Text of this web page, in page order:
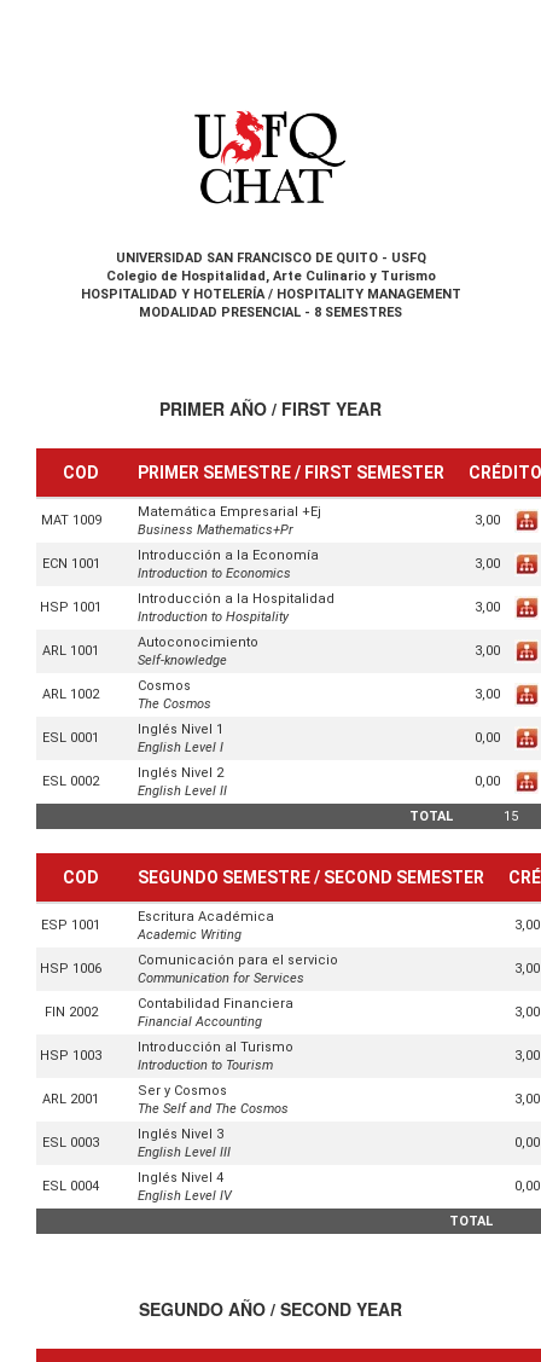
UNIVERSIDAD SAN FRANCISCO DE QUITO - USFQ
Colegio de Hospitalidad, Arte Culinario y Turismo
HOSPITALIDAD Y HOTELERÍA / HOSPITALITY MANAGEMENT
MODALIDAD PRESENCIAL - 8 SEMESTRES
PRIMER AÑO / FIRST YEAR
COD PRIMER SEMESTRE / FIRST SEMESTER
MAT 1009
Matemática Empresarial +Ej
Business Mathematics+Pr
3,00
ECN 1001
Introducción a la Economía
Introduction to Economics
3,00
HSP 1001
Introducción a la Hospitalidad
Introduction to Hospitality
3,00
ARL 1001
Autoconocimiento
Self-knowledge
3,00
ARL 1002
Cosmos
The Cosmos
3,00
ESL 0001
Inglés Nivel 1
English Level I
0,00
ESL 0002
Inglés Nivel 2
English Level II
0,00
TOTAL 15
COD SEGUNDO SEMESTRE / SECOND SEMESTER
ESP 1001
Escritura Académica
Academic Writing
3,00
HSP 1006
Comunicación para el servicio
Communication for Services
3,00
FIN 2002
Contabilidad Financiera
Financial Accounting
3,00
HSP 1003
Introducción al Turismo
Introduction to Tourism
3,00
ARL 2001
Ser y Cosmos
The Self and The Cosmos
3,00
ESL 0003
Inglés Nivel 3
English Level III
0,00
ESL 0004
Inglés Nivel 4
English Level IV
0,00
TOTAL
SEGUNDO AÑO / SECOND YEAR